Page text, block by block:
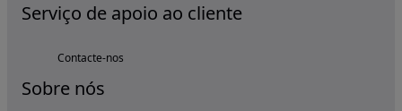
Serviço de apoio ao cliente
Contacte-nos
Sobre nós